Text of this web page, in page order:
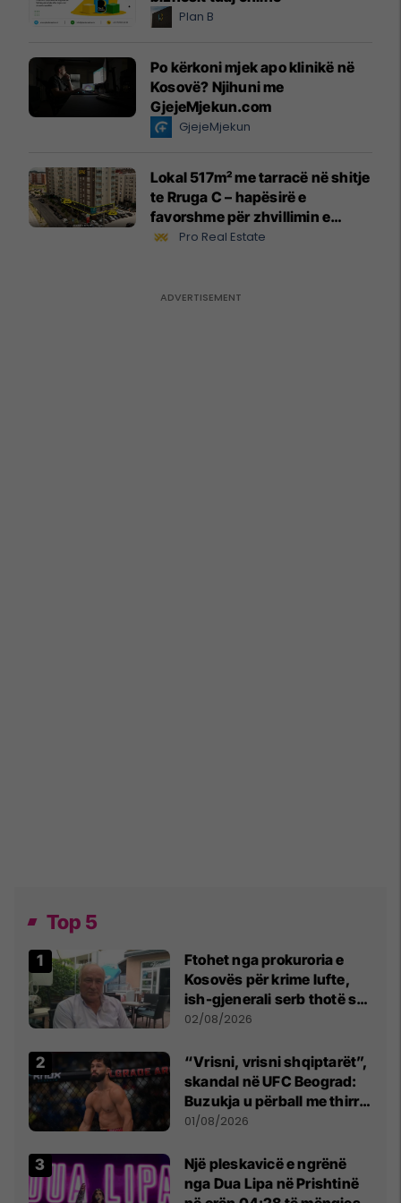
Plan B
Po kërkoni mjek apo klinikë në
Kosovë? Njihuni me
GjejeMjekun.com
GjejeMjekun
Lokal 517m² me tarracë në shitje
te Rruga C – hapësirë e
favorshme për zhvillimin e
biznesit #15796
Pro Real Estate
Top 5
Ftohet nga prokuroria e
Kosovës për krime lufte,
ish-gjenerali serb thotë se
dikush e tradhtoi në
02/08/2026
“Vrisni, vrisni shqiptarët”,
skandal në UFC Beograd:
Buzukja u përball me thirrje
anti-shqiptare nga
01/08/2026
Një pleskavicë e ngrënë
nga Dua Lipa në Prishtinë